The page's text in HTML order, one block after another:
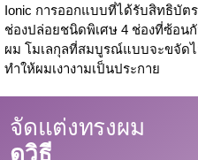
Ionic การออกแบบที่ได้รับสิทธิบัต
ช่องปล่อยชนิดพิเศษ 4 ช่องที่ซ้อน
ผม โมเลกุลที่สมบูรณ์แบบจะขจั
ทำให้ผมเงางามเป็นประกาย
จัดแต่งทรงผม
ดูวิธี